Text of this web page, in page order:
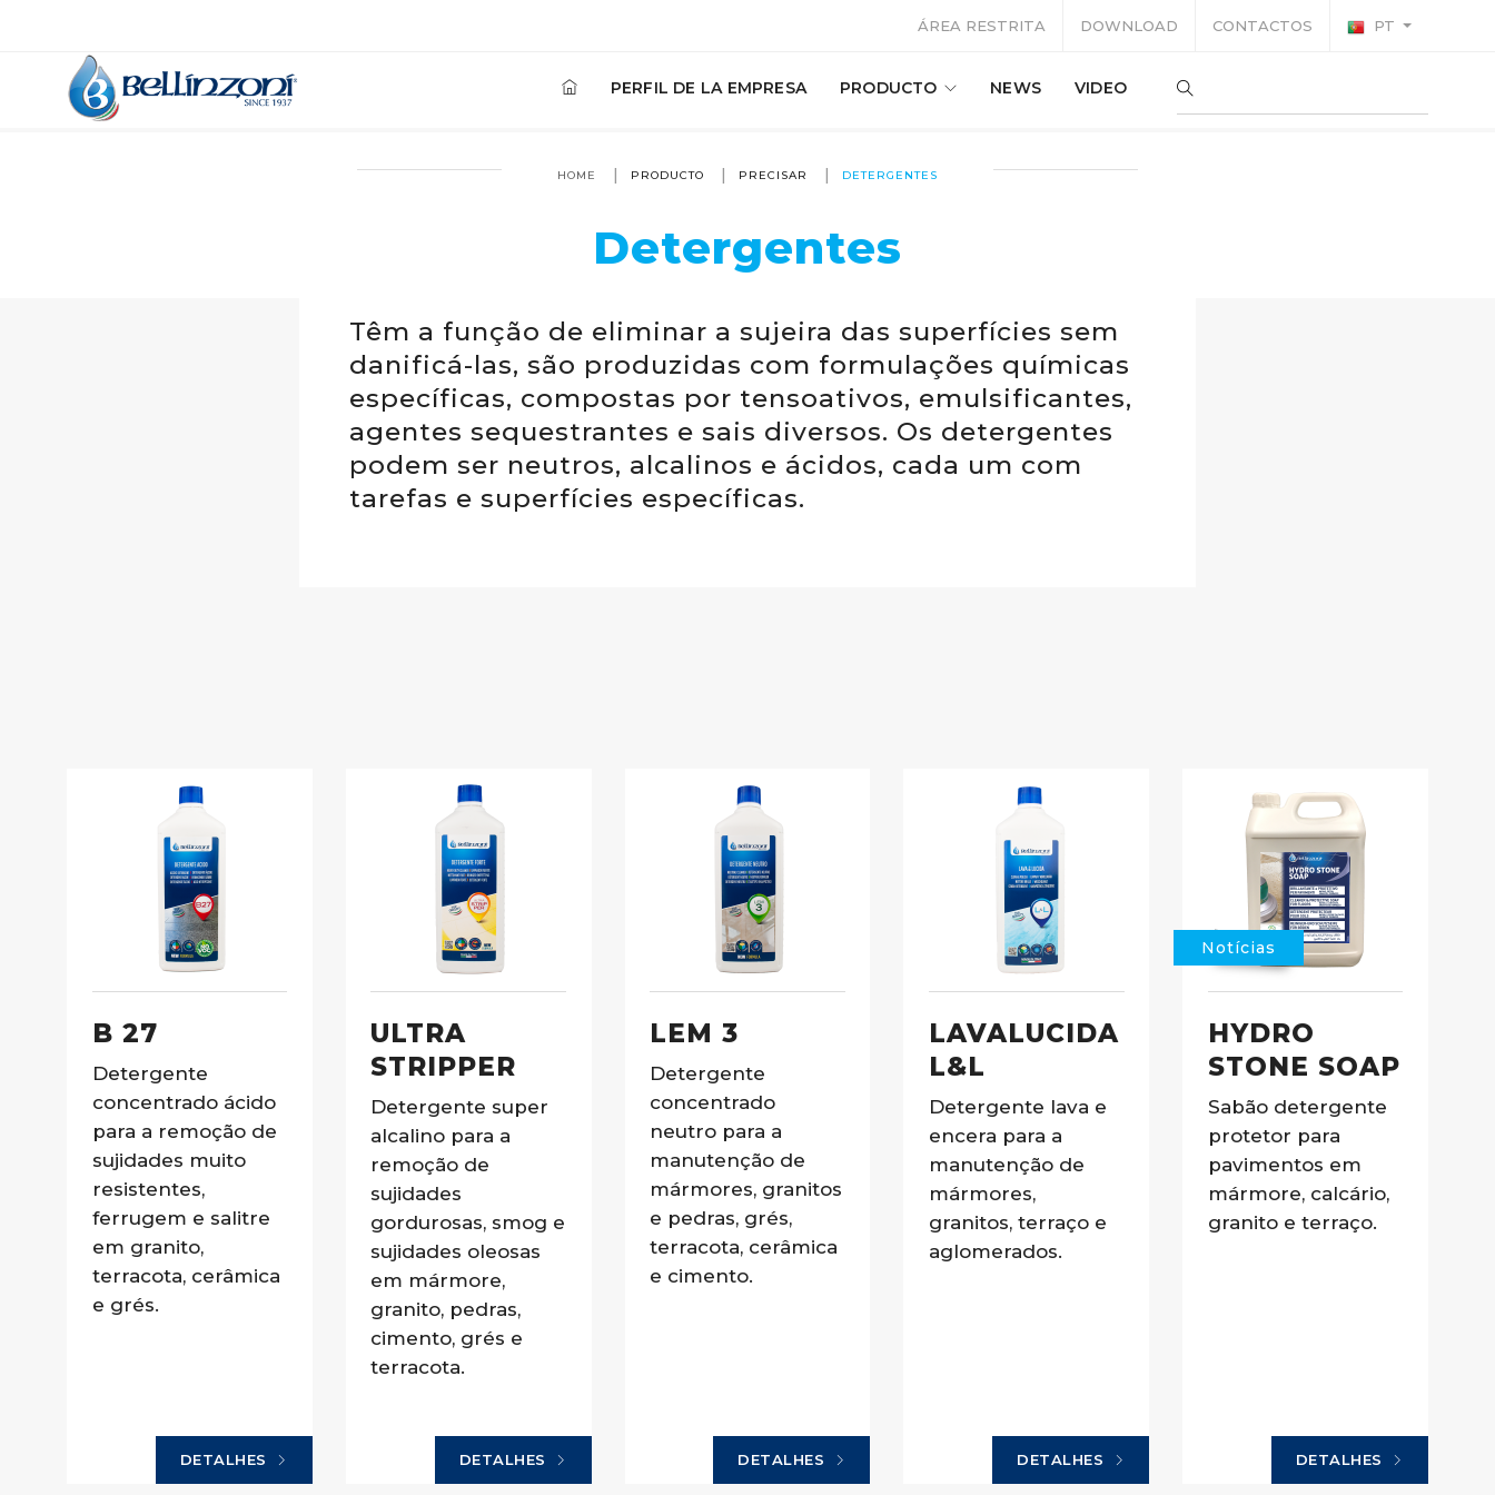
ÁREA RESTRITA DOWNLOAD CONTACTOS PT
PERFIL DE LA EMPRESA PRODUCTO NEWS VIDEO
HOME PRODUCTO PRECISAR DETERGENTES
Detergentes
Têm a função de eliminar a sujeira das superfícies sem
danificá-las, são produzidas com formulações químicas
específicas, compostas por tensoativos, emulsificantes,
agentes sequestrantes e sais diversos. Os detergentes
podem ser neutros, alcalinos e ácidos, cada um com
tarefas e superfícies específicas.
B 27
Detergente
concentrado ácido
para a remoção de
sujidades muito
resistentes,
ferrugem e salitre
em granito,
terracota, cerâmica
e grés.
DETALHES
ULTRA
STRIPPER
Detergente super
alcalino para a
remoção de
sujidades
gordurosas, smog e
sujidades oleosas
em mármore,
granito, pedras,
cimento, grés e
terracota.
DETALHES
LEM 3
Detergente
concentrado
neutro para a
manutenção de
mármores, granitos
e pedras, grés,
terracota, cerâmica
e cimento.
DETALHES
LAVALUCIDA
L&L
Detergente lava e
encera para a
manutenção de
mármores,
granitos, terraço e
aglomerados.
DETALHES
Notícias
HYDRO
STONE SOAP
Sabão detergente
protetor para
pavimentos em
mármore, calcário,
granito e terraço.
DETALHES